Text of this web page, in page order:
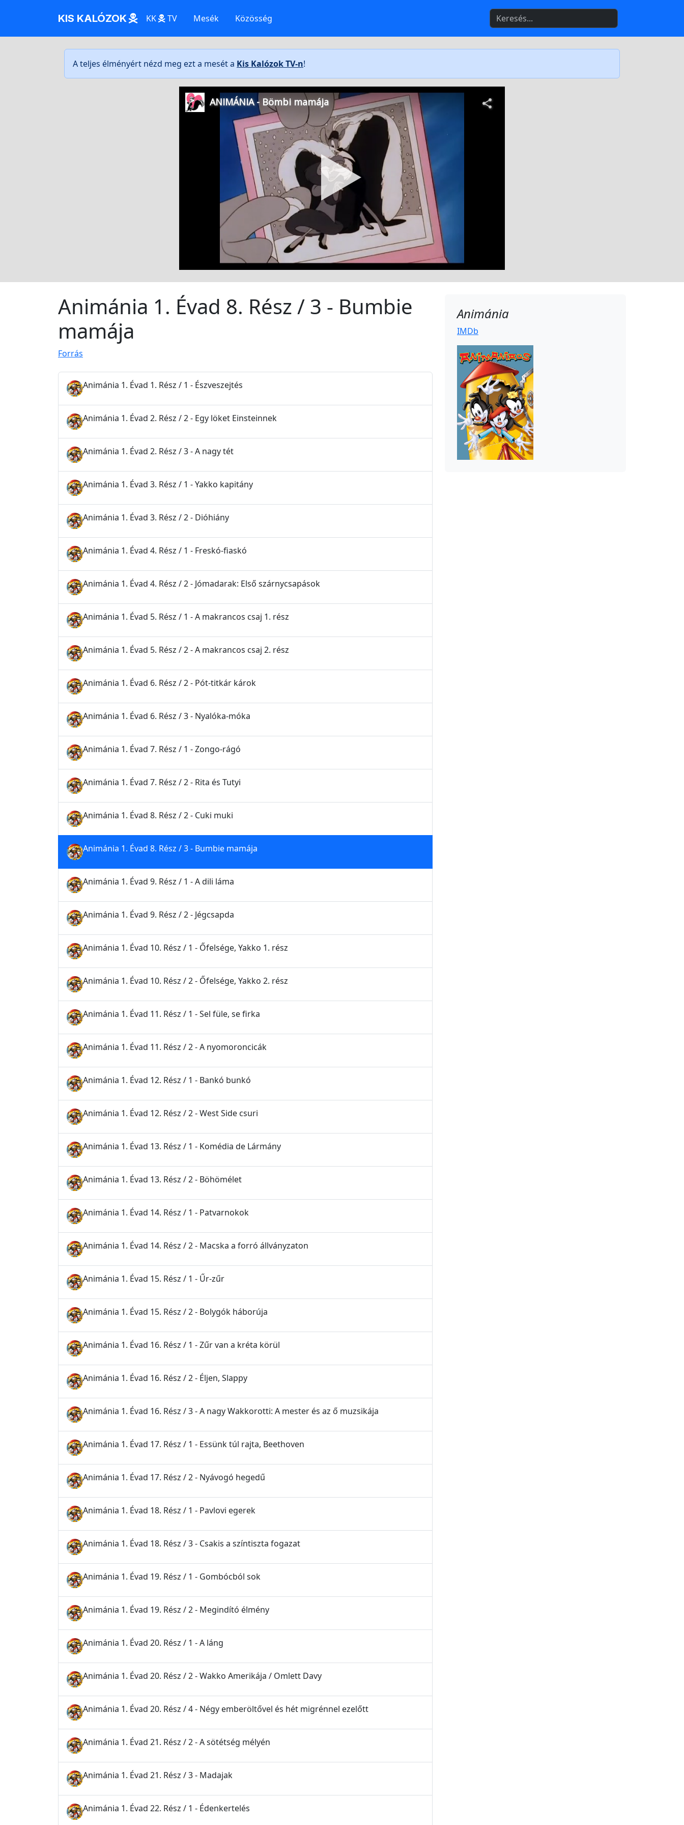
KIS KALÓZOK KK TV Mesék Közösség
A teljes élményért nézd meg ezt a mesét a Kis Kalózok TV-n!
Animánia 1. Évad 8. Rész / 3 - Bumbie
mamája
Forrás
Animánia 1. Évad 1. Rész / 1 - Észveszejtés
Animánia 1. Évad 2. Rész / 2 - Egy löket Einsteinnek
Animánia 1. Évad 2. Rész / 3 - A nagy tét
Animánia 1. Évad 3. Rész / 1 - Yakko kapitány
Animánia 1. Évad 3. Rész / 2 - Dióhiány
Animánia 1. Évad 4. Rész / 1 - Freskó-fiaskó
Animánia 1. Évad 4. Rész / 2 - Jómadarak: Első szárnycsapások
Animánia 1. Évad 5. Rész / 1 - A makrancos csaj 1. rész
Animánia 1. Évad 5. Rész / 2 - A makrancos csaj 2. rész
Animánia 1. Évad 6. Rész / 2 - Pót-titkár károk
Animánia 1. Évad 6. Rész / 3 - Nyalóka-móka
Animánia 1. Évad 7. Rész / 1 - Zongo-rágó
Animánia 1. Évad 7. Rész / 2 - Rita és Tutyi
Animánia 1. Évad 8. Rész / 2 - Cuki muki
Animánia 1. Évad 8. Rész / 3 - Bumbie mamája
Animánia 1. Évad 9. Rész / 1 - A dili láma
Animánia 1. Évad 9. Rész / 2 - Jégcsapda
Animánia 1. Évad 10. Rész / 1 - Őfelsége, Yakko 1. rész
Animánia 1. Évad 10. Rész / 2 - Őfelsége, Yakko 2. rész
Animánia 1. Évad 11. Rész / 1 - Sel füle, se firka
Animánia 1. Évad 11. Rész / 2 - A nyomoroncicák
Animánia 1. Évad 12. Rész / 1 - Bankó bunkó
Animánia 1. Évad 12. Rész / 2 - West Side csuri
Animánia 1. Évad 13. Rész / 1 - Komédia de Lármány
Animánia 1. Évad 13. Rész / 2 - Böhömélet
Animánia 1. Évad 14. Rész / 1 - Patvarnokok
Animánia 1. Évad 14. Rész / 2 - Macska a forró állványzaton
Animánia 1. Évad 15. Rész / 1 - Űr-zűr
Animánia 1. Évad 15. Rész / 2 - Bolygók háborúja
Animánia 1. Évad 16. Rész / 1 - Zűr van a kréta körül
Animánia 1. Évad 16. Rész / 2 - Éljen, Slappy
Animánia 1. Évad 16. Rész / 3 - A nagy Wakkorotti: A mester és az ő muzsikája
Animánia 1. Évad 17. Rész / 1 - Essünk túl rajta, Beethoven
Animánia 1. Évad 17. Rész / 2 - Nyávogó hegedű
Animánia 1. Évad 18. Rész / 1 - Pavlovi egerek
Animánia 1. Évad 18. Rész / 3 - Csakis a színtiszta fogazat
Animánia 1. Évad 19. Rész / 1 - Gombócból sok
Animánia 1. Évad 19. Rész / 2 - Megindító élmény
Animánia 1. Évad 20. Rész / 1 - A láng
Animánia 1. Évad 20. Rész / 2 - Wakko Amerikája / Omlett Davy
Animánia 1. Évad 20. Rész / 4 - Négy emberöltővel és hét migrénnel ezelőtt
Animánia 1. Évad 21. Rész / 2 - A sötétség mélyén
Animánia 1. Évad 21. Rész / 3 - Madajak
Animánia 1. Évad 22. Rész / 1 - Édenkertelés
Animánia
IMDb